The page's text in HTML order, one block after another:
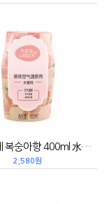
공기청정제 복숭아향 400ml 水蜜桃空气清新剂
2,580원